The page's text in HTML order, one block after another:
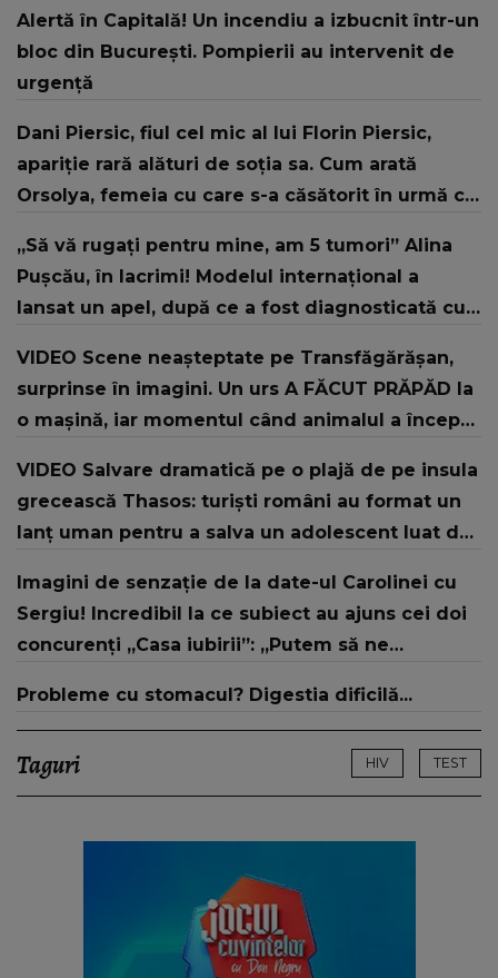
Alertă în Capitală! Un incendiu a izbucnit într-un
bloc din București. Pompierii au intervenit de
urgență
Dani Piersic, fiul cel mic al lui Florin Piersic,
apariție rară alături de soția sa. Cum arată
Orsolya, femeia cu care s-a căsătorit în urmă cu
„Să vă rugați pentru mine, am 5 tumori” Alina
Pușcău, în lacrimi! Modelul internațional a
lansat un apel, după ce a fost diagnosticată cu
VIDEO Scene neașteptate pe Transfăgărășan,
surprinse în imagini. Un urs A FĂCUT PRĂPĂD la
o mașină, iar momentul când animalul a început
REACȚIE. Ce a urmat și ce s-a întâmplat cu
proprietarii autoturismului
VIDEO Salvare dramatică pe o plajă de pe insula
grecească Thasos: turiști români au format un
lanț uman pentru a salva un adolescent luat de
Imagini de senzație de la date-ul Carolinei cu
Sergiu! Incredibil la ce subiect au ajuns cei doi
concurenți „Casa iubirii”: „Putem să ne
Probleme cu stomacul? Digestia dificilă...
Taguri HIV TEST